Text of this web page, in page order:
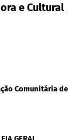
e Cultural
Comunitária de